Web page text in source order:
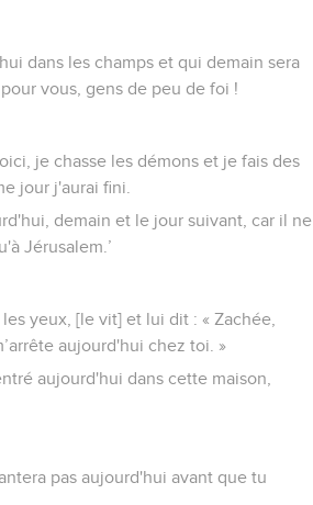
dans les champs et qui demain sera
vous, gens de peu de foi !
je chasse les démons et je fais des
jour j'aurai fini.
demain et le jour suivant, car il ne
Jérusalem.’
yeux, [le vit] et lui dit : « Zachée,
aujourd'hui chez toi. »
aujourd'hui dans cette maison,
pas aujourd'hui avant que tu